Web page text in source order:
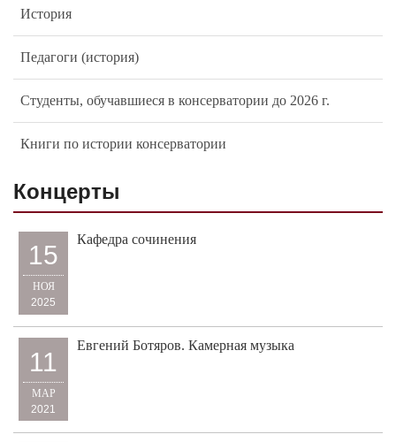
История
Педагоги (история)
Студенты, обучавшиеся в консерватории до 2026 г.
Книги по истории консерватории
Концерты
15
НОЯ
2025
Кафедра сочинения
11
МАР
2021
Евгений Ботяров. Камерная музыка